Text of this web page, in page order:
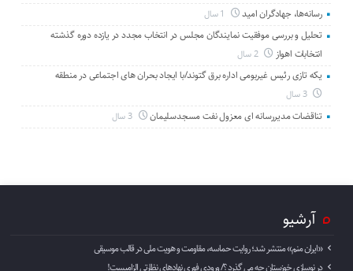
رسانه‌ها، جهادگران امید
تحلیل و بررسی موفقیت نمایندگان مجلس در انتخاب مجدد در یازده دوره گذشته
انتخابات اهواز
2 سال
یکه تازی رئیس غیربومی اداره برق گتوند/با ایجاد بحران های اجتماعی در منطقه
3 سال
تناقضات مدیررسانه ای معزول نفت مسجدسلیمان 3 سال
آرشیو
«ایران منم» منتشر شد؛ روایت حماسه، مقاومت و هویت ملی در قالب موسیقی
در نوسازی خوزستان چه می گذرد ؟/ ورودی فوری نهادهای نظارتی الزامیست!